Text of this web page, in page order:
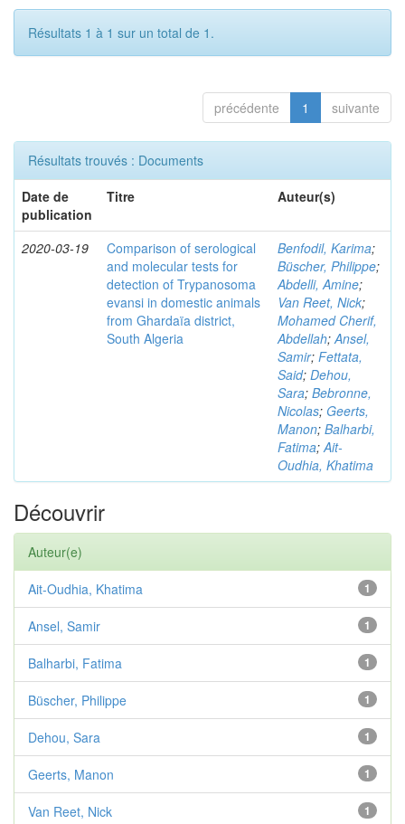
Résultats 1 à 1 sur un total de 1.
précédente 1 suivante
Résultats trouvés : Documents
Date de
publication
Titre Auteur(s)
2020-03-19
Comparison of serological
and molecular tests for
detection of Trypanosoma
evansi in domestic animals
from Ghardaïa district,
South Algeria
Benfodil, Karima;
Büscher, Philippe;
Abdelli, Amine;
Van Reet, Nick;
Mohamed Cherif,
Abdellah;Ansel,
Samir; Fettata,
Said; Dehou,
Sara; Bebronne,
Nicolas; Geerts,
Manon; Balharbi,
Fatima;Ait-
Oudhia, Khatima
Découvrir
Auteur(e)
1
Ait-Oudhia, Khatima
1
Ansel, Samir
1
Balharbi, Fatima
1
Büscher, Philippe
1
Dehou, Sara
1
Geerts, Manon
1
Van Reet, Nick